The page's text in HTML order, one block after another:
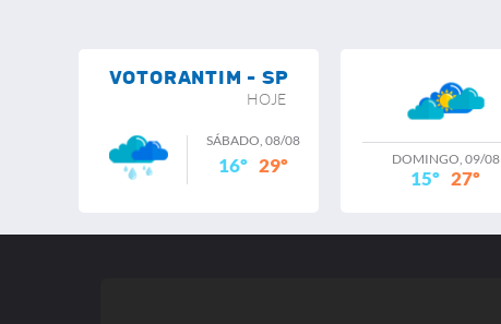
VOTORANTIM - SP
HOJE
SÁBADO, 08/08
16º 29º DOMINGO, 09/08
15º 27º